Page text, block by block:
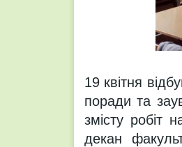
19 квітня
поради та
змісту робіт
декан